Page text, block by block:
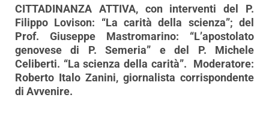
CITTADINANZA ATTIVA, con interventi del P.
Filippo Lovison: “La carità della scienza”; del
Prof. Giuseppe Mastromarino: “L’apostolato
genovese di P. Semeria” e del P. Michele
Celiberti. “La scienza della carità”. Moderatore:
Roberto Italo Zanini, giornalista corrispondente
di Avvenire.